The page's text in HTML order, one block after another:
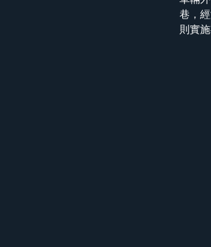
巷，
則實